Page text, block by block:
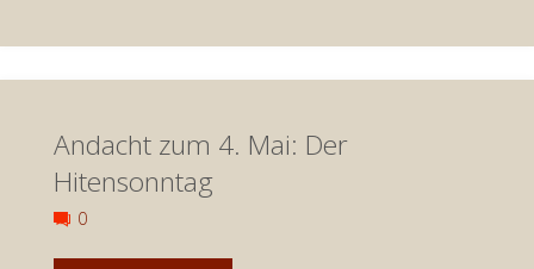
Andacht zum 4. Mai: Der
Hitensonntag
0